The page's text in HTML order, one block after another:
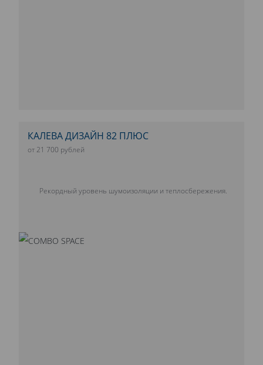
КАЛЕВА ДИЗАЙН 82 ПЛЮС
от 21 700 рублей
Рекордный уровень шумоизоляции и теплосбережения.